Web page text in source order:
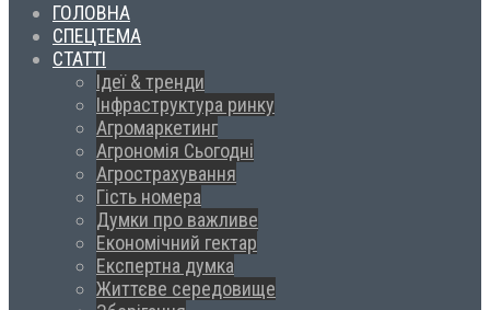
ГОЛОВНА
СПЕЦТЕМА
СТАТТІ
Ідеї & тренди
Інфраструктура ринку
Агромаркетинг
Агрономія Сьогодні
Агрострахування
Гість номера
Думки про важливе
Економічний гектар
Експертна думка
Життєве середовище